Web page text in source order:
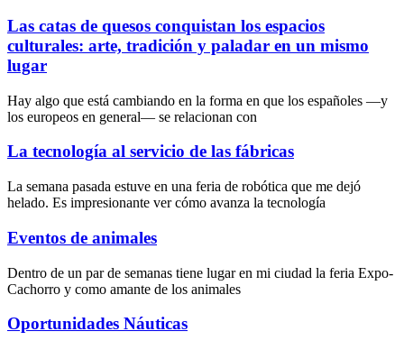
Las catas de quesos conquistan los espacios
culturales: arte, tradición y paladar en un mismo
lugar
Hay algo que está cambiando en la forma en que los españoles —y
los europeos en general— se relacionan con
La tecnología al servicio de las fábricas
La semana pasada estuve en una feria de robótica que me dejó
helado. Es impresionante ver cómo avanza la tecnología
Eventos de animales
Dentro de un par de semanas tiene lugar en mi ciudad la feria Expo-
Cachorro y como amante de los animales
Oportunidades Náuticas